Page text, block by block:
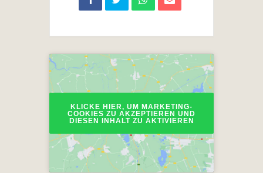
KLICKE HIER, UM MARKETING-
COOKIES ZU AKZEPTIEREN UND
DIESEN INHALT ZU AKTIVIEREN